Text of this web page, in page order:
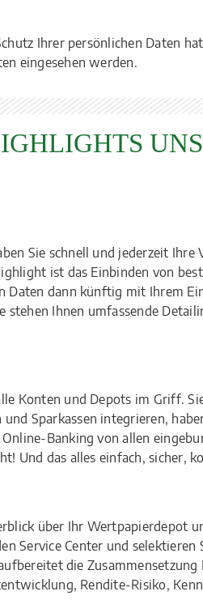
Ihrer persönlichen Daten
eingesehen werden.
Sie schnell und jederzeit
ist das Einbinden von
Daten dann künftig mit Ihrem
stehen Ihnen umfassende
Konten und Depots im Griff.
und Sparkassen integrieren,
Banking von allen
Und das alles einfach, sicher,
über Ihr Wertpapierdepot
Service Center und
die
Rendite-Risiko,